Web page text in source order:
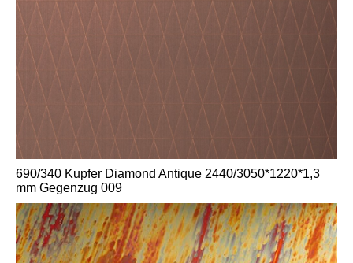
690/340 Kupfer Diamond Antique 2440/3050*1220*1,3
mm Gegenzug 009